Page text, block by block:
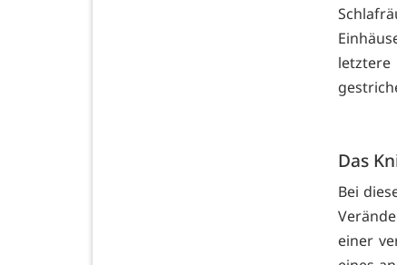
letztere
Das
Bei
einer